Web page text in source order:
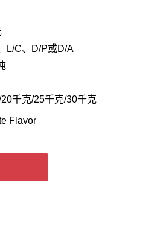
L/C、D/P或D/A
千克/25千克/30千克
Flavor